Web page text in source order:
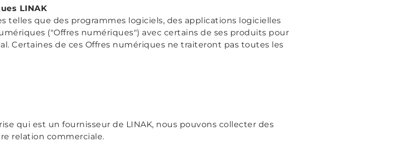
LINAK
telles que des programmes logiciels, des applications logicielles
("Offres numériques") avec certains de ses produits pour
Certaines de ces Offres numériques ne traiteront pas toutes les
qui est un fournisseur de LINAK, nous pouvons collecter des
relation commerciale.